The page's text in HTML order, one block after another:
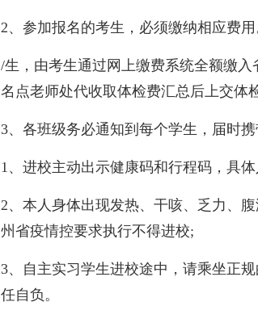
2、参加报名的考生，必须缴纳相应费
/生，由考生通过网上缴费系统全额缴
名点老师处代收取体检费汇总后上交体
3、各班级务必通知到每个学生，届时
1、进校主动出示健康码和行程码，具
2、本人身体出现发热、干咳、乏力、
州省疫情控要求执行不得进校;
3、自主实习学生进校途中，请乘坐正
任自负。